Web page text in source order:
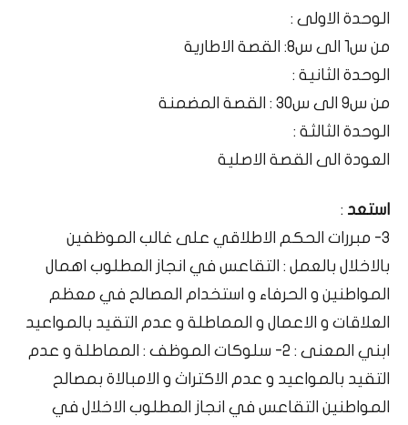
الوحدة الاولى :
من س1 الى س8: القصة الاطارية
الوحدة الثانية :
من س9 الى س30 : القصة المضمنة
الوحدة الثالثة :
العودة الى القصة الاصلية
استعد :
3- مبررات الحكم الاطلاقي على غالب الموظفين
بالاخلال بالعمل : التقاعس في انجاز المطلوب اهمال
المواطنين و الحرفاء و استخدام المصالح في معظم
العلاقات و الاعمال و المماطلة و عدم التقيد بالمواعيد
ابني المعنى : 2- سلوكات الموظف : المماطلة و عدم
التقيد بالمواعيد و عدم الاكتراث و الامبالاة بمصالح
المواطنين التقاعس في انجاز المطلوب الاخلال في